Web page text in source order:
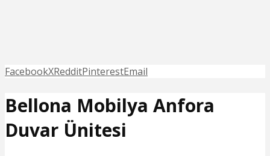
FacebookXRedditPinterestEmail
Bellona Mobilya Anfora
Duvar Ünitesi